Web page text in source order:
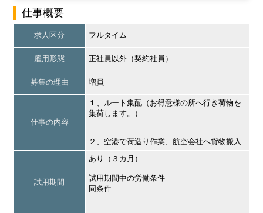
仕事概要
求人区分 フルタイム
雇用形態 正社員以外（契約社員）
募集の理由 増員
仕事の内容
１、ルート集配（お得意様の所へ行き荷物を
集荷します。）
２、空港で荷造り作業、航空会社へ貨物搬入
試用期間
あり（３カ月）
試用期間中の労働条件
同条件